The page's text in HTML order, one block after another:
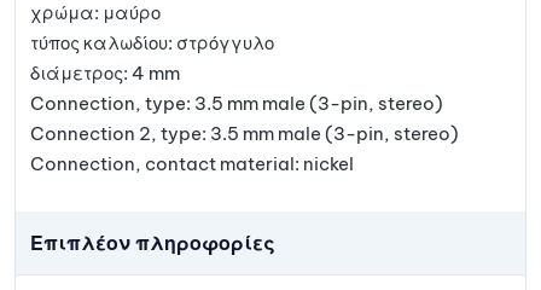
χρώμα: μαύρο
τύπος καλωδίου: στρόγγυλο
διάμετρος: 4 mm
Connection, type: 3.5 mm male (3-pin, stereo)
Connection 2, type: 3.5 mm male (3-pin, stereo)
Connection, contact material: nickel
Επιπλέον πληροφορίες